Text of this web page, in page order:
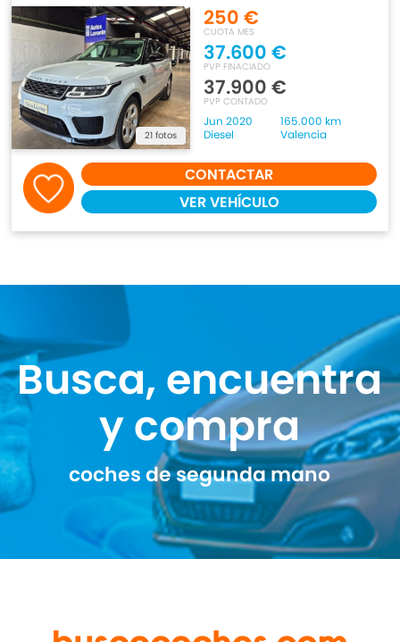
21 fotos
250 €
CUOTA MES
37.600 €
PVP FINACIADO
37.900 €
PVP CONTADO
Jun 2020
165.000 km
Diesel
Valencia
CONTACTAR
VER VEHÍCULO
Busca, encuentra
y compra
coches de segunda mano